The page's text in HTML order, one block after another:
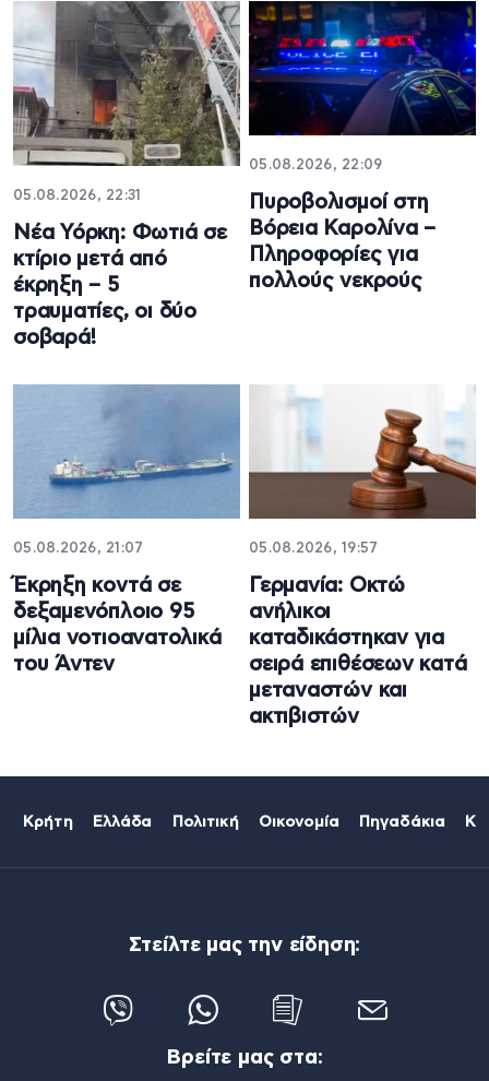
05.08.2026, 22:31
Νέα Υόρκη: Φωτιά σε
κτίριο μετά από
έκρηξη – 5
τραυματίες, οι δύο
σοβαρά!
05.08.2026, 22:09
Πυροβολισμοί στη
Βόρεια Καρολίνα –
Πληροφορίες για
πολλούς νεκρούς
05.08.2026, 21:07
Έκρηξη κοντά σε
δεξαμενόπλοιο 95
μίλια νοτιοανατολικά
του Άντεν
05.08.2026, 19:57
Γερμανία: Οκτώ
ανήλικοι
καταδικάστηκαν για
σειρά επιθέσεων κατά
μεταναστών και
ακτιβιστών
Κρήτη Ελλάδα Πολιτική Οικονομία Πηγαδάκια
Στείλτε μας την είδηση:
Βρείτε μας στα: